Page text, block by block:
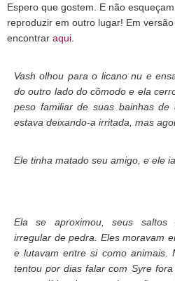
Espero que gostem. E não
reproduzir em outro lugar! Em
encontrar aqui.
Vash olhou para o licano nu e
do outro lado do cômodo e ela
peso familiar de suas bainhas de
estava deixando-a irritada, mas
Ele tinha matado seu amigo, e ele
Ela se aproximou, seus saltos
irregular de pedra. Eles moravam
e lutavam entre si como animais.
tentou por dias falar com Syre